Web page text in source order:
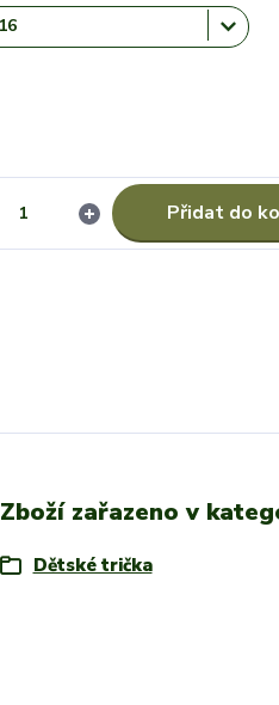
Přidat do
Zboží zařazeno v
Dětské trička